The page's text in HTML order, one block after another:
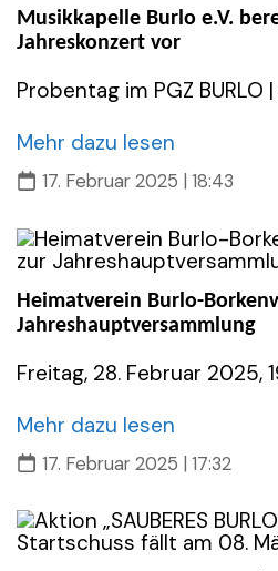
Musikkapelle Burlo e.V.
Jahreskonzert vor
Probentag im PGZ BURLO
Mehr dazu lesen
17. Februar 2025 | 18:43
Heimatverein Burlo-
Jahreshauptversammlung
Freitag, 28. Februar 2025,
Mehr dazu lesen
17. Februar 2025 | 17:32